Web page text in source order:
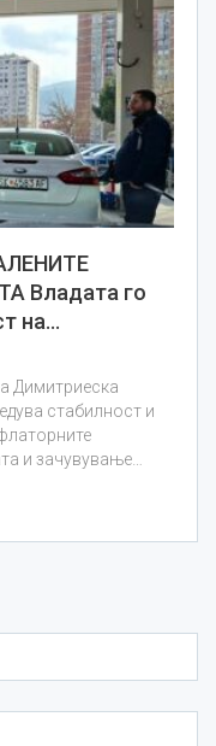
Владата го
на…
Димитриеска
стабилност и
и зачувување…